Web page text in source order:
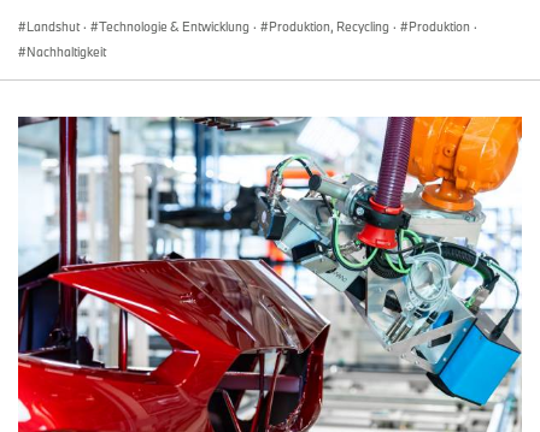
Landshut · Technologie & Entwicklung · Produktion, Recycling · Produktion ·
Nachhaltigkeit